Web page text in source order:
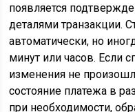
появляется
деталями транзакции.
автоматически, но
минут или часов. Если
изменения не
состояние платежа в
при необходимости,